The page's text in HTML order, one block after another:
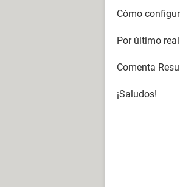
Cómo
Por último
Comenta
¡Saludos!